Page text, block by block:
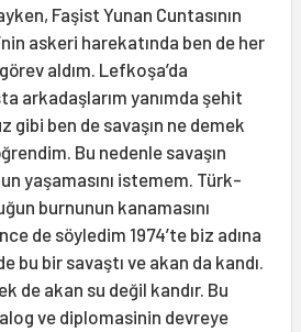
Faşist Yunan Cuntasının
askeri harekatında ben de her
aldım. Lefkoşa’da
arkadaşlarım yanımda şehit
gibi ben de savaşın ne demek
Bu nedenle savaşın
yaşamasını istemem. Türk-
burnunun kanamasını
de söyledim 1974’te biz adına
bu bir savaştı ve akan da kandı.
de akan su değil kandır. Bu
ve diplomasinin devreye